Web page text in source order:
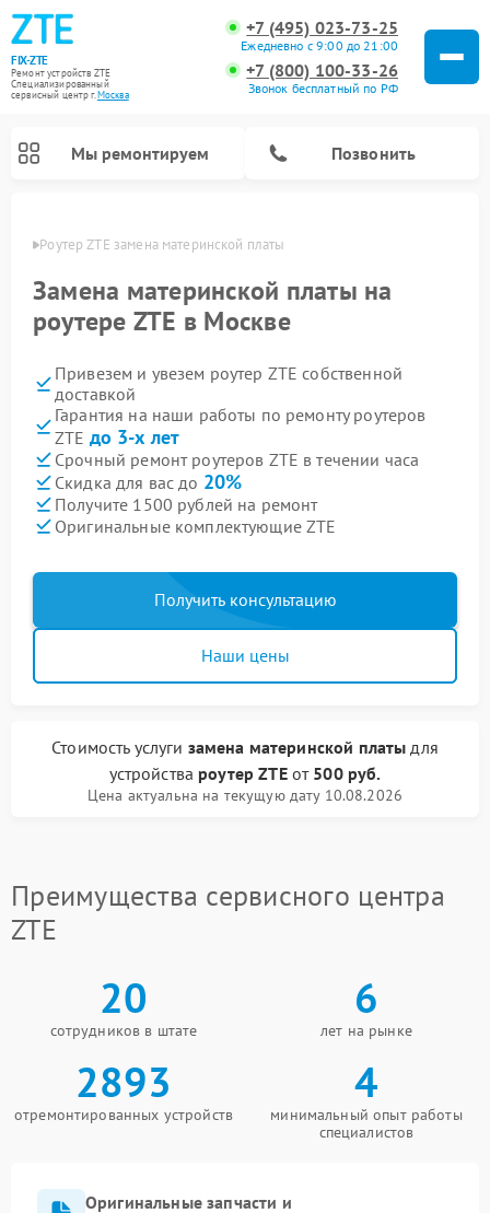
FIX-ZTE
Ремонт устройств ZTE
Специализированный
cервисный центр г.Москва
+7 (495) 023-73-25
Ежедневно с 9:00 до 21:00
+7 (800) 100-33-26
Звонок бесплатный по РФ
Мы ремонтируем Позвонить
Роутер ZTE замена материнской платы
Замена материнской платы на
роутере ZTE в Москве
Привезем и увезем роутер ZTE собственной
доставкой
Гарантия на наши работы по ремонту роутеров
ZTE до 3-х лет
Срочный ремонт роутеров ZTE в течении часа
Скидка для вас до 20%
Получите 1500 рублей на ремонт
Оригинальные комплектующие ZTE
Получить консультацию
Наши цены
Стоимость услуги замена материнской платы для
устройства роутер ZTEот 500 руб.
Цена актуальна на текущую дату 10.08.2026
Преимущества сервисного центра
ZTE
20
сотрудников в штате
6
лет на рынке
2893
отремонтированных устройств
4
минимальный опыт работы
специалистов
Оригинальные запчасти и